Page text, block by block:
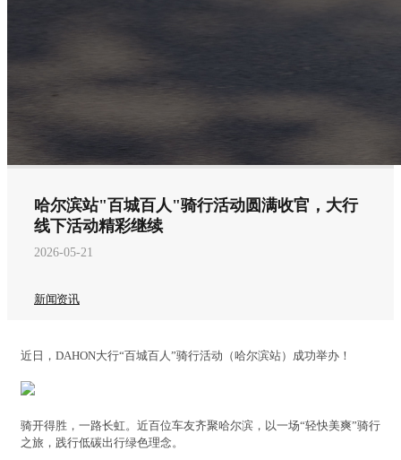
哈尔滨站"百城百人"骑行活动圆满收官，大行
线下活动精彩继续
2026-05-21
新闻资讯
近日，DAHON大行“百城百人”骑行活动（哈尔滨站）成功举办！
骑开得胜，一路长虹。近百位车友齐聚哈尔滨，以一场“轻快美爽”骑行
之旅，践行低碳出行绿色理念。